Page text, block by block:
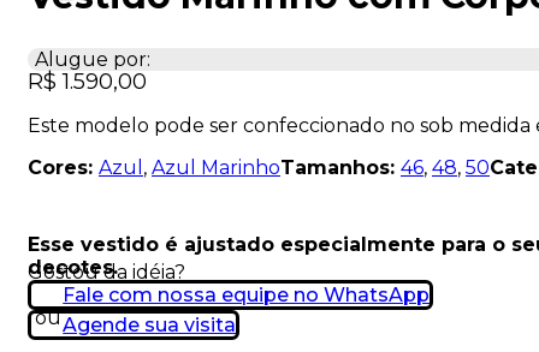
Alugue por:
R$ 1.590,00
Este modelo pode ser confeccionado no sob
Cores: Azul , Azul MarinhoTamanhos: 46, 48, 50
Esse vestido é ajustado especialmente para o
decotes.
Gostou da idéia?
Fale com nossa equipe no WhatsApp
ouAgende sua visita